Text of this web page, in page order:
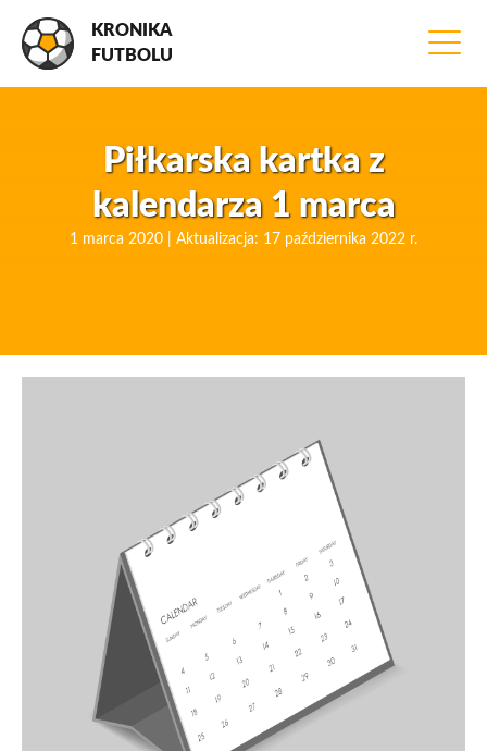
KRONIKA
FUTBOLU
Piłkarska kartka z
kalendarza 1 marca
1 marca 2020 | Aktualizacja: 17 października 2022 r.